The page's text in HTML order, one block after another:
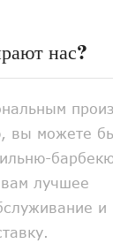
нас?
вы можете
лучшее
и